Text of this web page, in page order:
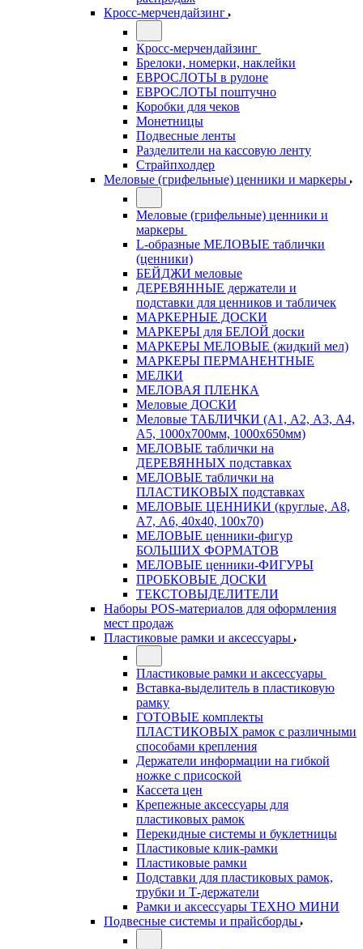
Кросс-мерчендайзинг
Кросс-мерчендайзинг
Брелоки, номерки, наклейки
ЕВРОСЛОТЫ в рулоне
ЕВРОСЛОТЫ поштучно
Коробки для чеков
Монетницы
Подвесные ленты
Разделители на кассовую ленту
Страйпхолдер
Меловые (грифельные) ценники и маркеры
Меловые (грифельные) ценники и
маркеры
L-образные МЕЛОВЫЕ таблички
(ценники)
БЕЙДЖИ меловые
ДЕРЕВЯННЫЕ держатели и
подставки для ценников и табличек
МАРКЕРНЫЕ ДОСКИ
МАРКЕРЫ для БЕЛОЙ доски
МАРКЕРЫ МЕЛОВЫЕ (жидкий мел)
МАРКЕРЫ ПЕРМАНЕНТНЫЕ
МЕЛКИ
МЕЛОВАЯ ПЛЕНКА
Меловые ДОСКИ
Меловые ТАБЛИЧКИ (А1, А2, А3, А4,
А5, 1000х700мм, 1000х650мм)
МЕЛОВЫЕ таблички на
ДЕРЕВЯННЫХ подставках
МЕЛОВЫЕ таблички на
ПЛАСТИКОВЫХ подставках
МЕЛОВЫЕ ЦЕННИКИ (круглые, А8,
А7, А6, 40х40, 100х70)
МЕЛОВЫЕ ценники-фигур
БОЛЬШИХ ФОРМАТОВ
МЕЛОВЫЕ ценники-ФИГУРЫ
ПРОБКОВЫЕ ДОСКИ
ТЕКСТОВЫДЕЛИТЕЛИ
Наборы POS-материалов для оформления
мест продаж
Пластиковые рамки и аксессуары
Пластиковые рамки и аксессуары
Вставка-выделитель в пластиковую
рамку
ГОТОВЫЕ комплекты
ПЛАСТИКОВЫХ рамок с различными
способами крепления
Держатели информации на гибкой
ножке с присоской
Кассета цен
Крепежные аксессуары для
пластиковых рамок
Перекидные системы и буклетницы
Пластиковые клик-рамки
Пластиковые рамки
Подставки для пластиковых рамок,
трубки и Т-держатели
Рамки и аксессуары ТЕХНО МИНИ
Подвесные системы и прайсборды